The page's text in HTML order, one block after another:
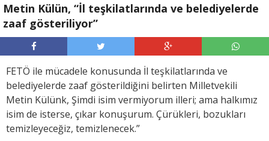
Metin Külün, “İl teşkilatlarında ve belediyelerde
zaaf gösteriliyor”
FETÖ ile mücadele konusunda İl teşkilatlarında ve
belediyelerde zaaf gösterildiğini belirten Milletvekili
Metin Külünk, Şimdi isim vermiyorum illeri; ama halkımız
isim de isterse, çıkar konuşurum. Çürükleri, bozukları
temizleyeceğiz, temizlenecek.”